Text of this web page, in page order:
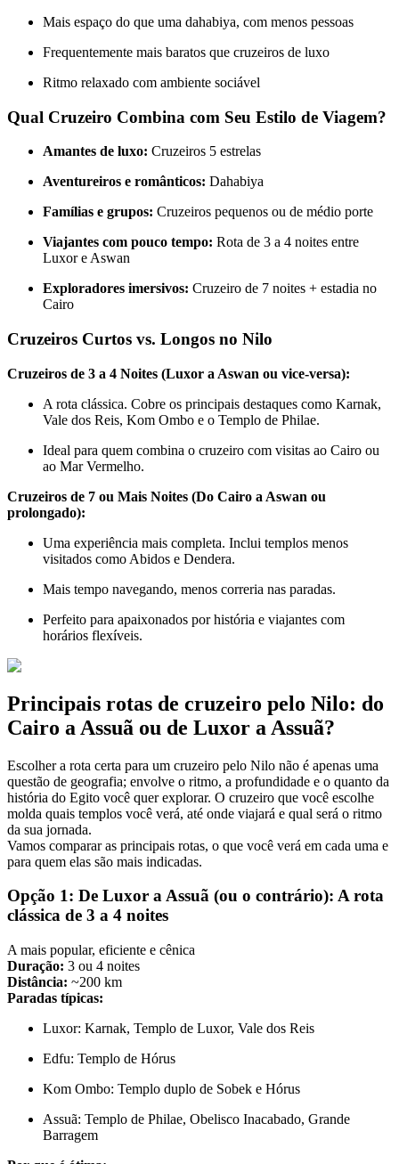
Mais espaço do que uma dahabiya, com menos pessoas
Frequentemente mais baratos que cruzeiros de luxo
Ritmo relaxado com ambiente sociável
Qual Cruzeiro Combina com Seu Estilo de Viagem?
Amantes de luxo: Cruzeiros 5 estrelas
Aventureiros e românticos: Dahabiya
Famílias e grupos: Cruzeiros pequenos ou de médio porte
Viajantes com pouco tempo: Rota de 3 a 4 noites entre
Luxor e Aswan
Exploradores imersivos: Cruzeiro de 7 noites + estadia no
Cairo
Cruzeiros Curtos vs. Longos no Nilo
Cruzeiros de 3 a 4 Noites (Luxor a Aswan ou vice-versa):
A rota clássica. Cobre os principais destaques como Karnak,
Vale dos Reis, Kom Ombo e o Templo de Philae.
Ideal para quem combina o cruzeiro com visitas ao Cairo ou
ao Mar Vermelho.
Cruzeiros de 7 ou Mais Noites (Do Cairo a Aswan ou
prolongado):
Uma experiência mais completa. Inclui templos menos
visitados como Abidos e Dendera.
Mais tempo navegando, menos correria nas paradas.
Perfeito para apaixonados por história e viajantes com
horários flexíveis.
Principais rotas de cruzeiro pelo Nilo: do
Cairo a Assuã ou de Luxor a Assuã?
Escolher a rota certa para um cruzeiro pelo Nilo não é apenas uma
questão de geografia; envolve o ritmo, a profundidade e o quanto da
história do Egito você quer explorar. O cruzeiro que você escolhe
molda quais templos você verá, até onde viajará e qual será o ritmo
da sua jornada.
Vamos comparar as principais rotas, o que você verá em cada uma e
para quem elas são mais indicadas.
Opção 1: De Luxor a Assuã (ou o contrário): A rota
clássica de 3 a 4 noites
A mais popular, eficiente e cênica
Duração: 3 ou 4 noites
Distância: ~200 km
Paradas típicas:
Luxor: Karnak, Templo de Luxor, Vale dos Reis
Edfu: Templo de Hórus
Kom Ombo: Templo duplo de Sobek e Hórus
Assuã: Templo de Philae, Obelisco Inacabado, Grande
Barragem